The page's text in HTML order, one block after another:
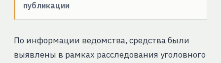
публикации
По информации ведомства, средства были
выявлены в рамках расследования уголовного